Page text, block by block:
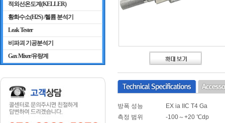
적외선온도계(KELLER)
황화수소(H2S) /헬륨 분석기
Leak Tester
비파괴 기공분석기
Gax Mixer/유량계
방폭 성능
EX ia IIC T4 Ga
측정 범위
-100～+20 ℃dp